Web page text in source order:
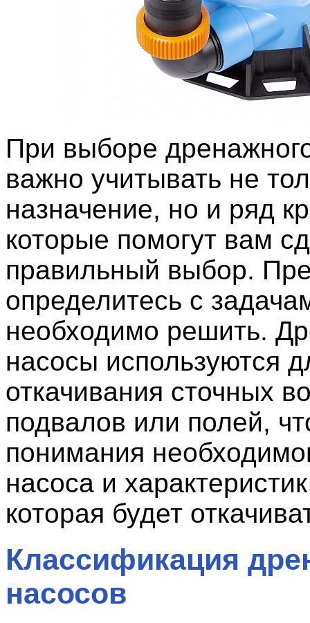
При выборе
важно учитывать не
назначение, но и ряд
которые помогут вам
правильный выбор.
определитесь с
необходимо решить.
насосы используются
откачивания сточных
подвалов или полей,
понимания
насоса и
которая будет
Классификация
насосов